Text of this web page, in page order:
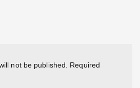
not be published.
Required